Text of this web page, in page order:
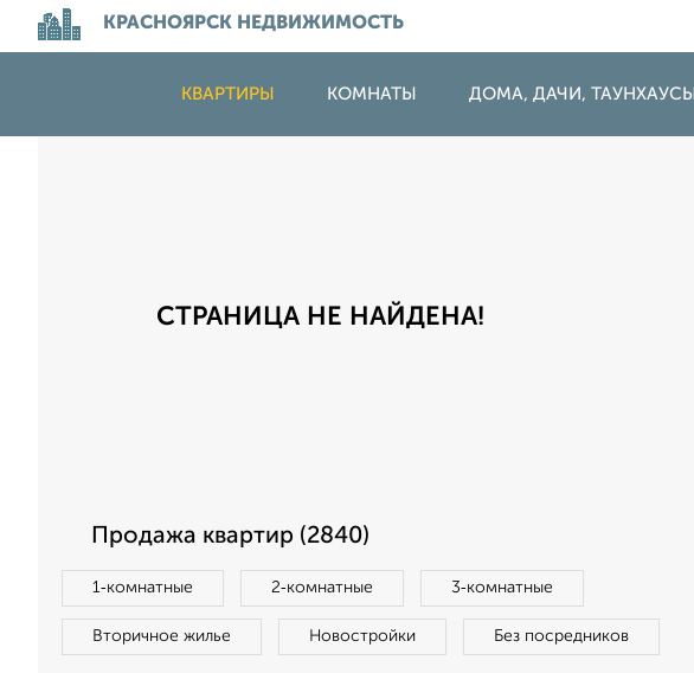
КРАСНОЯРСК НЕДВИЖИМОСТЬ
КВАРТИРЫ КОМНАТЫ ДОМА, ДАЧИ, ТАУНХАУСЫ
СТРАНИЦА НЕ НАЙДЕНА!
Продажа квартир (2840)
1‑комнатные 2‑комнатные 3‑комнатные
Вторичное жилье Новостройки Без посредников